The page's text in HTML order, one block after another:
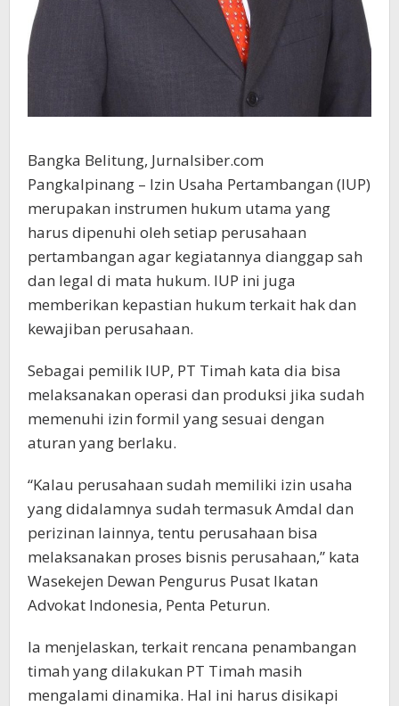
Bangka Belitung, Jurnalsiber.com
Pangkalpinang – Izin Usaha Pertambangan (IUP)
merupakan instrumen hukum utama yang
harus dipenuhi oleh setiap perusahaan
pertambangan agar kegiatannya dianggap sah
dan legal di mata hukum. IUP ini juga
memberikan kepastian hukum terkait hak dan
kewajiban perusahaan.
Sebagai pemilik IUP, PT Timah kata dia bisa
melaksanakan operasi dan produksi jika sudah
memenuhi izin formil yang sesuai dengan
aturan yang berlaku.
“Kalau perusahaan sudah memiliki izin usaha
yang didalamnya sudah termasuk Amdal dan
perizinan lainnya, tentu perusahaan bisa
melaksanakan proses bisnis perusahaan,” kata
Wasekejen Dewan Pengurus Pusat Ikatan
Advokat Indonesia, Penta Peturun.
Ia menjelaskan, terkait rencana penambangan
timah yang dilakukan PT Timah masih
mengalami dinamika. Hal ini harus disikapi